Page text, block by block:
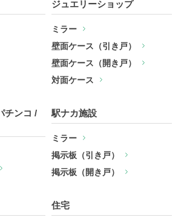
ジュエリーショップ
ミラー
壁面ケース（引き戸）
壁面ケース（開き戸）
対面ケース
チンコ /
駅ナカ施設
ミラー
掲示板（引き戸）
掲示板（開き戸）
住宅